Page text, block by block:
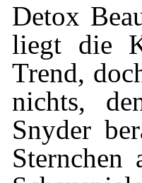
Detox
liegt die
Trend,
nichts,
Snyder
Sternchen